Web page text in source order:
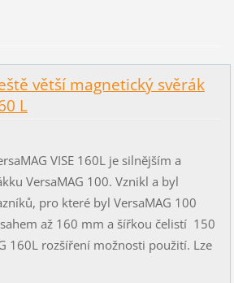
větší magnetický svěrák
L
VISE 160L je silnějším a
VersaMAG 100. Vznikl a byl
pro které byl VersaMAG 100
až 160 mm a šířkou čelistí 150
160L rozšíření možnosti použití. Lze